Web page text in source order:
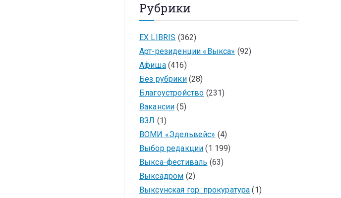
Рубрики
EX LIBRIS (362)
Арт-резиденции «Выкса» (92)
Афиша(416)
Без рубрики(28)
Благоустройство (231)
Вакансии (5)
ВЗЛ (1)
ВОМИ «Эдельвейс» (4)
Выбор редакции (1 199)
Выкса-фестиваль (63)
Выксадром (2)
Выксунская гор. прокуратура (1)